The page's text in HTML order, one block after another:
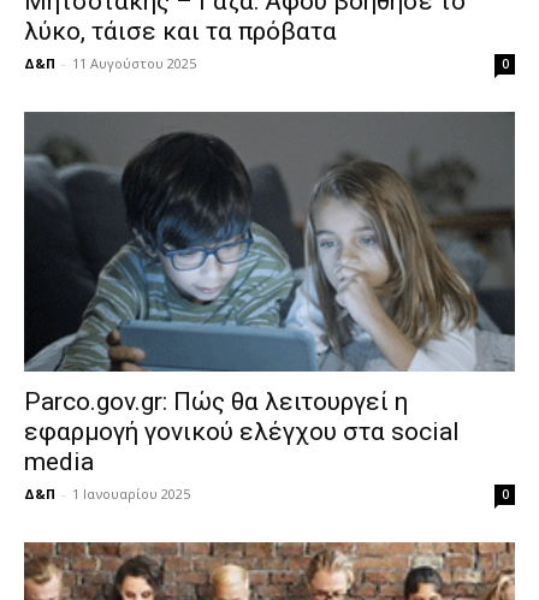
λύκο, τάισε και τα πρόβατα
Δ&Π - 11 Αυγούστου 2025 0
Parco.gov.gr: Πώς θα λειτουργεί η
εφαρμογή γονικού ελέγχου στα social
media
Δ&Π - 1 Ιανουαρίου 2025 0